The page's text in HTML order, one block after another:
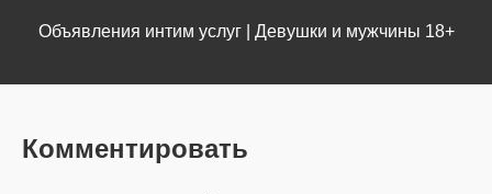
Объявления интим услуг | Девушки и мужчины 18+
Комментировать